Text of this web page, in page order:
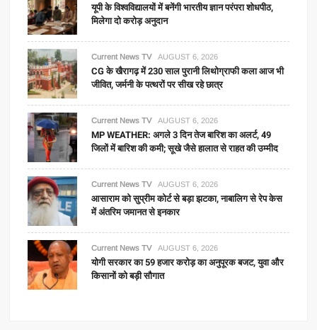
यूपी के विश्वविद्यालयों में बनेंगी भारतीय ज्ञान परंपरा शोधपीठ,
मिलेगा दो करोड़ अनुदान
Current News TV AUGUST 6, 2026
CG के खैरागढ़ में 230 साल पुरानी लिथोग्राफी कला आज भी
जीवित, जर्मनी के पत्थरों पर सीख रहे छात्र
Current News TV AUGUST 6, 2026
MP WEATHER: अगले 3 दिन तेज बारिश का अलर्ट, 49
जिलों में बारिश की कमी; सूखे जैसे हालात से राहत की उम्मीद
Current News TV AUGUST 6, 2026
आसाराम को सुप्रीम कोर्ट से बड़ा झटका, नाबालिग से रेप केस
में अंतरिम जमानत से इनकार
Current News TV AUGUST 6, 2026
योगी सरकार का 59 हजार करोड़ का अनुपूरक बजट, युवा और
किसानों को बड़ी सौगात